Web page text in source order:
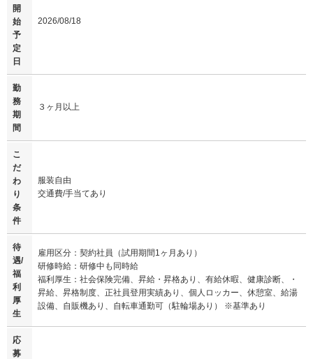
開
始
予
定
日
2026/08/18
勤
務
期
間
３ヶ月以上
こ
だ
わ
り
条
件
服装自由
交通費/手当てあり
待
遇/
福
利
厚
生
雇用区分：契約社員（試用期間1ヶ月あり）
研修時給：研修中も同時給
福利厚生：社会保険完備、昇給・昇格あり、有給休暇、健康診断、・
昇給、昇格制度、正社員登用実績あり、個人ロッカー、休憩室、給湯
設備、自販機あり、自転車通勤可（駐輪場あり） ※基準あり
応
募